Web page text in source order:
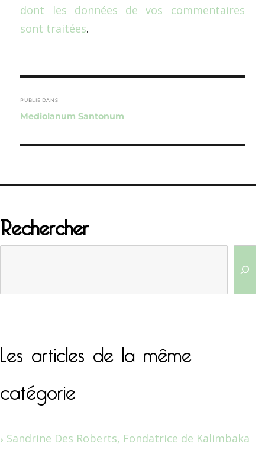
dont les données de vos commentaires
sont traitées.
de
l’article
PUBLIÉ DANS
Mediolanum Santonum
Rechercher
Les articles de la même
catégorie
Sandrine Des Roberts, Fondatrice de Kalimbaka